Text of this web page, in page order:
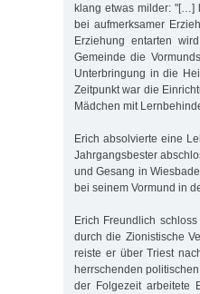
klang etwas milder: "[…]
bei aufmerksamer
Erziehung entarten
Gemeinde die
Unterbringung in die
Zeitpunkt war die
Mädchen mit
Erich absolvierte eine
Jahrgangsbester
und Gesang in
bei seinem Vormund in
Erich Freundlich
durch die Zionistische
reiste er über Triest
herrschenden
der Folgezeit arbeitete